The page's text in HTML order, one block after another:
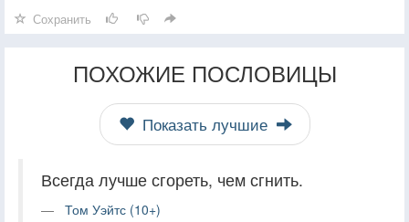
Сохранить
ПОХОЖИЕ ПОСЛОВИЦЫ
Показать лучшие
Всегда лучше сгореть, чем сгнить.
Том Уэйтс (10+)